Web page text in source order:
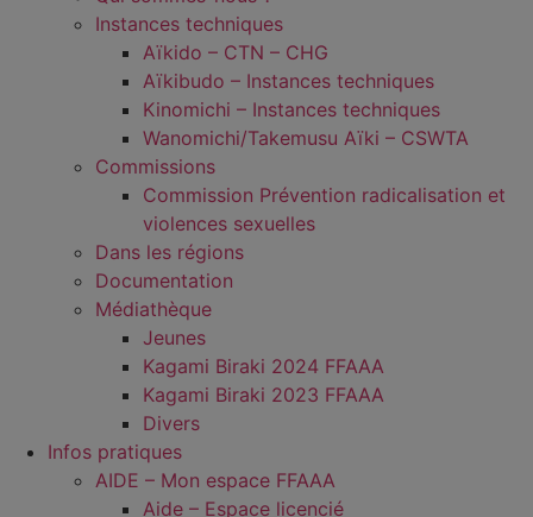
Instances techniques
Aïkido – CTN – CHG
Aïkibudo – Instances techniques
Kinomichi – Instances techniques
Wanomichi/Takemusu Aïki – CSWTA
Commissions
Commission Prévention radicalisation et
violences sexuelles
Dans les régions
Documentation
Médiathèque
Jeunes
Kagami Biraki 2024 FFAAA
Kagami Biraki 2023 FFAAA
Divers
Infos pratiques
AIDE – Mon espace FFAAA
Aide – Espace licencié